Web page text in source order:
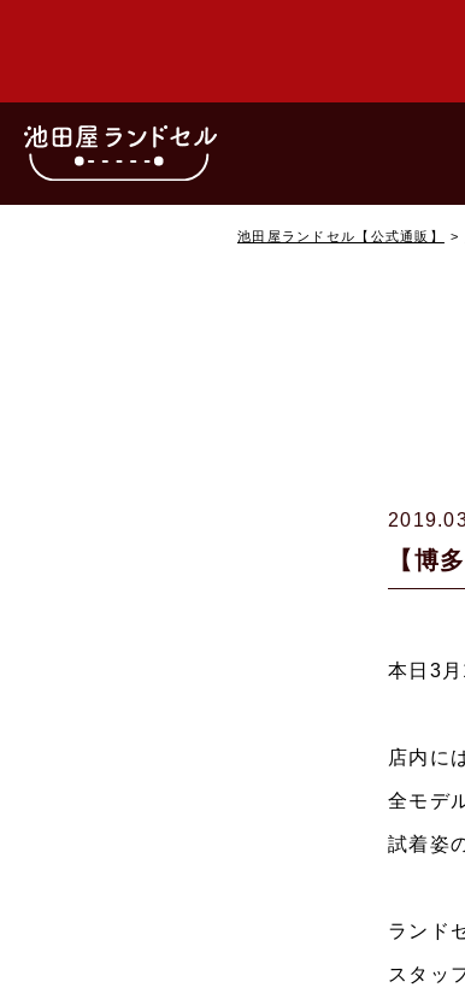
池田屋ランドセル【公式通販】
【博
本日3
店内に
全モデ
試着姿
ランド
スタッ